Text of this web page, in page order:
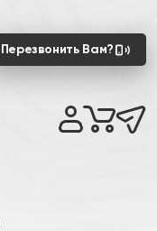
Перезвонить Вам?